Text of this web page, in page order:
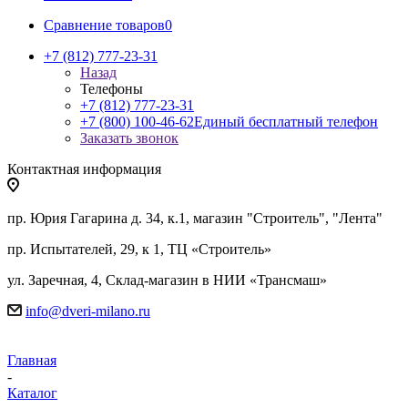
Сравнение товаров0
+7 (812) 777-23-31
Назад
Телефоны
+7 (812) 777-23-31
+7 (800) 100-46-62Единый бесплатный телефон
Заказать звонок
Контактная информация
пр. Юрия Гагарина д. 34, к.1, магазин "Строитель", "Лента"
пр. Испытателей, 29, к 1, ТЦ «Строитель»
ул. Заречная, 4, Склад-магазин в НИИ «Трансмаш»
info@dveri-milano.ru
Главная
-
Каталог